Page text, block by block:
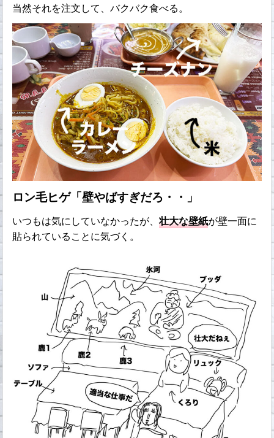
当然それを注文して、バクバク食べる。
ロン毛ヒゲ「壁やばすぎだろ・・」
いつもは気にしていなかったが、壮大な壁紙が壁一面に
貼られていることに気づく。